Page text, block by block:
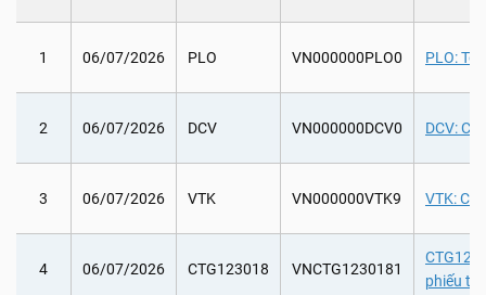
1 06/07/2026 PLO VN000000PLO0 PLO: Tổ
2 06/07/2026 DCV VN000000DCV0 DCV:
3 06/07/2026 VTK VN000000VTK9 VTK:
4 06/07/2026 CTG123018 VNCTG1230181
phiếu